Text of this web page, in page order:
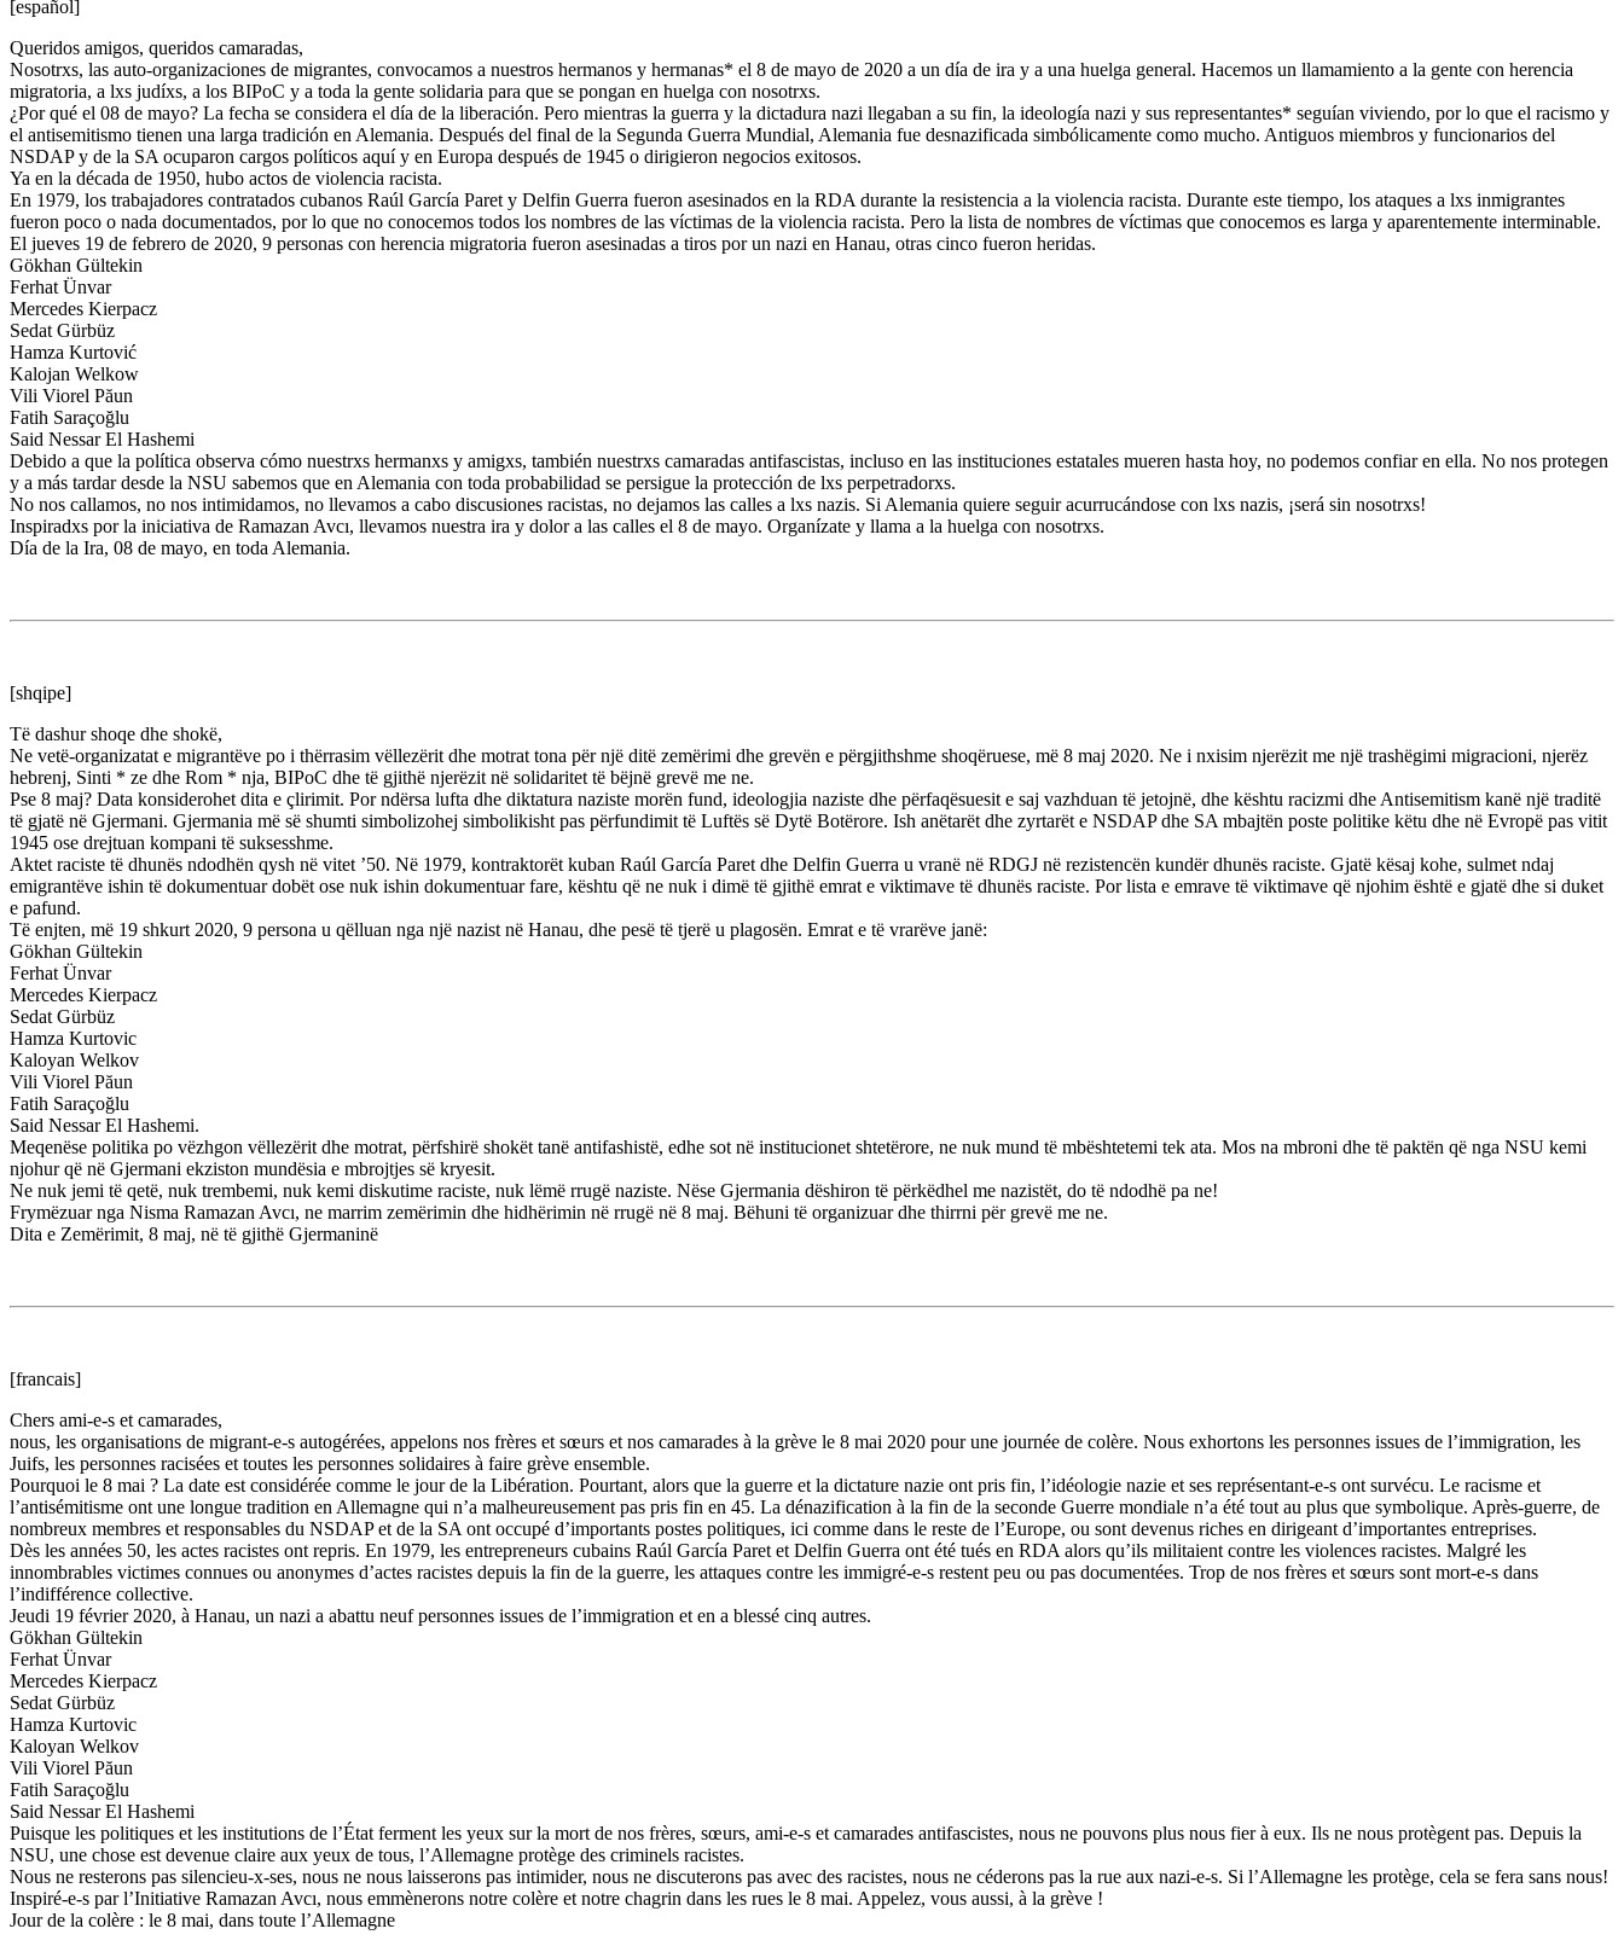
[español]
Queridos amigos, queridos camaradas,
Nosotrxs, las auto-organizaciones de migrantes, convocamos a nuestros hermanos y hermanas* el 8 de mayo de 2020 a un día de ira y a una huelga general. Hacemos un llamamiento a la gente con herencia
migratoria, a lxs judíxs, a los BIPoC y a toda la gente solidaria para que se pongan en huelga con nosotrxs.
¿Por qué el 08 de mayo? La fecha se considera el día de la liberación. Pero mientras la guerra y la dictadura nazi llegaban a su fin, la ideología nazi y sus representantes* seguían viviendo, por lo que el racismo y
el antisemitismo tienen una larga tradición en Alemania. Después del final de la Segunda Guerra Mundial, Alemania fue desnazificada simbólicamente como mucho. Antiguos miembros y funcionarios del
NSDAP y de la SA ocuparon cargos políticos aquí y en Europa después de 1945 o dirigieron negocios exitosos.
Ya en la década de 1950, hubo actos de violencia racista.
En 1979, los trabajadores contratados cubanos Raúl García Paret y Delfin Guerra fueron asesinados en la RDA durante la resistencia a la violencia racista. Durante este tiempo, los ataques a lxs inmigrantes
fueron poco o nada documentados, por lo que no conocemos todos los nombres de las víctimas de la violencia racista. Pero la lista de nombres de víctimas que conocemos es larga y aparentemente interminable.
El jueves 19 de febrero de 2020, 9 personas con herencia migratoria fueron asesinadas a tiros por un nazi en Hanau, otras cinco fueron heridas.
Gökhan Gültekin
Ferhat Ünvar
Mercedes Kierpacz
Sedat Gürbüz
Hamza Kurtović
Kalojan Welkow
Vili Viorel Păun
Fatih Saraçoğlu
Said Nessar El Hashemi
Debido a que la política observa cómo nuestrxs hermanxs y amigxs, también nuestrxs camaradas antifascistas, incluso en las instituciones estatales mueren hasta hoy, no podemos confiar en ella. No nos protegen
y a más tardar desde la NSU sabemos que en Alemania con toda probabilidad se persigue la protección de lxs perpetradorxs.
No nos callamos, no nos intimidamos, no llevamos a cabo discusiones racistas, no dejamos las calles a lxs nazis. Si Alemania quiere seguir acurrucándose con lxs nazis, ¡será sin nosotrxs!
Inspiradxs por la iniciativa de Ramazan Avcı, llevamos nuestra ira y dolor a las calles el 8 de mayo. Organízate y llama a la huelga con nosotrxs.
Día de la Ira, 08 de mayo, en toda Alemania.
[shqipe]
Të dashur shoqe dhe shokë,
Ne vetë-organizatat e migrantëve po i thërrasim vëllezërit dhe motrat tona për një ditë zemërimi dhe grevën e përgjithshme shoqëruese, më 8 maj 2020. Ne i nxisim njerëzit me një trashëgimi migracioni, njerëz
hebrenj, Sinti * ze dhe Rom * nja, BIPoC dhe të gjithë njerëzit në solidaritet të bëjnë grevë me ne.
Pse 8 maj? Data konsiderohet dita e çlirimit. Por ndërsa lufta dhe diktatura naziste morën fund, ideologjia naziste dhe përfaqësuesit e saj vazhduan të jetojnë, dhe kështu racizmi dhe Antisemitism kanë një traditë
të gjatë në Gjermani. Gjermania më së shumti simbolizohej simbolikisht pas përfundimit të Luftës së Dytë Botërore. Ish anëtarët dhe zyrtarët e NSDAP dhe SA mbajtën poste politike këtu dhe në Evropë pas vitit
1945 ose drejtuan kompani të suksesshme.
Aktet raciste të dhunës ndodhën qysh në vitet ’50. Në 1979, kontraktorët kuban Raúl García Paret dhe Delfin Guerra u vranë në RDGJ në rezistencën kundër dhunës raciste. Gjatë kësaj kohe, sulmet ndaj
emigrantëve ishin të dokumentuar dobët ose nuk ishin dokumentuar fare, kështu që ne nuk i dimë të gjithë emrat e viktimave të dhunës raciste. Por lista e emrave të viktimave që njohim është e gjatë dhe si duket
e pafund.
Të enjten, më 19 shkurt 2020, 9 persona u qëlluan nga një nazist në Hanau, dhe pesë të tjerë u plagosën. Emrat e të vrarëve janë:
Gökhan Gültekin
Ferhat Ünvar
Mercedes Kierpacz
Sedat Gürbüz
Hamza Kurtovic
Kaloyan Welkov
Vili Viorel Păun
Fatih Saraçoğlu
Said Nessar El Hashemi.
Meqenëse politika po vëzhgon vëllezërit dhe motrat, përfshirë shokët tanë antifashistë, edhe sot në institucionet shtetërore, ne nuk mund të mbështetemi tek ata. Mos na mbroni dhe të paktën që nga NSU kemi
njohur që në Gjermani ekziston mundësia e mbrojtjes së kryesit.
Ne nuk jemi të qetë, nuk trembemi, nuk kemi diskutime raciste, nuk lëmë rrugë naziste. Nëse Gjermania dëshiron të përkëdhel me nazistët, do të ndodhë pa ne!
Frymëzuar nga Nisma Ramazan Avcı, ne marrim zemërimin dhe hidhërimin në rrugë në 8 maj. Bëhuni të organizuar dhe thirrni për grevë me ne.
Dita e Zemërimit, 8 maj, në të gjithë Gjermaninë
[francais]
Chers ami-e-s et camarades,
nous, les organisations de migrant-e-s autogérées, appelons nos frères et sœurs et nos camarades à la grève le 8 mai 2020 pour une journée de colère. Nous exhortons les personnes issues de l’immigration, les
Juifs, les personnes racisées et toutes les personnes solidaires à faire grève ensemble.
Pourquoi le 8 mai ? La date est considérée comme le jour de la Libération. Pourtant, alors que la guerre et la dictature nazie ont pris fin, l’idéologie nazie et ses représentant-e-s ont survécu. Le racisme et
l’antisémitisme ont une longue tradition en Allemagne qui n’a malheureusement pas pris fin en 45. La dénazification à la fin de la seconde Guerre mondiale n’a été tout au plus que symbolique. Après-guerre, de
nombreux membres et responsables du NSDAP et de la SA ont occupé d’importants postes politiques, ici comme dans le reste de l’Europe, ou sont devenus riches en dirigeant d’importantes entreprises.
Dès les années 50, les actes racistes ont repris. En 1979, les entrepreneurs cubains Raúl García Paret et Delfin Guerra ont été tués en RDA alors qu’ils militaient contre les violences racistes. Malgré les
innombrables victimes connues ou anonymes d’actes racistes depuis la fin de la guerre, les attaques contre les immigré-e-s restent peu ou pas documentées. Trop de nos frères et sœurs sont mort-e-s dans
l’indifférence collective.
Jeudi 19 février 2020, à Hanau, un nazi a abattu neuf personnes issues de l’immigration et en a blessé cinq autres.
Gökhan Gültekin
Ferhat Ünvar
Mercedes Kierpacz
Sedat Gürbüz
Hamza Kurtovic
Kaloyan Welkov
Vili Viorel Păun
Fatih Saraçoğlu
Said Nessar El Hashemi
Puisque les politiques et les institutions de l’État ferment les yeux sur la mort de nos frères, sœurs, ami-e-s et camarades antifascistes, nous ne pouvons plus nous fier à eux. Ils ne nous protègent pas. Depuis la
NSU, une chose est devenue claire aux yeux de tous, l’Allemagne protège des criminels racistes.
Nous ne resterons pas silencieu-x-ses, nous ne nous laisserons pas intimider, nous ne discuterons pas avec des racistes, nous ne céderons pas la rue aux nazi-e-s. Si l’Allemagne les protège, cela se fera sans nous!
Inspiré-e-s par l’Initiative Ramazan Avcı, nous emmènerons notre colère et notre chagrin dans les rues le 8 mai. Appelez, vous aussi, à la grève !
Jour de la colère : le 8 mai, dans toute l’Allemagne